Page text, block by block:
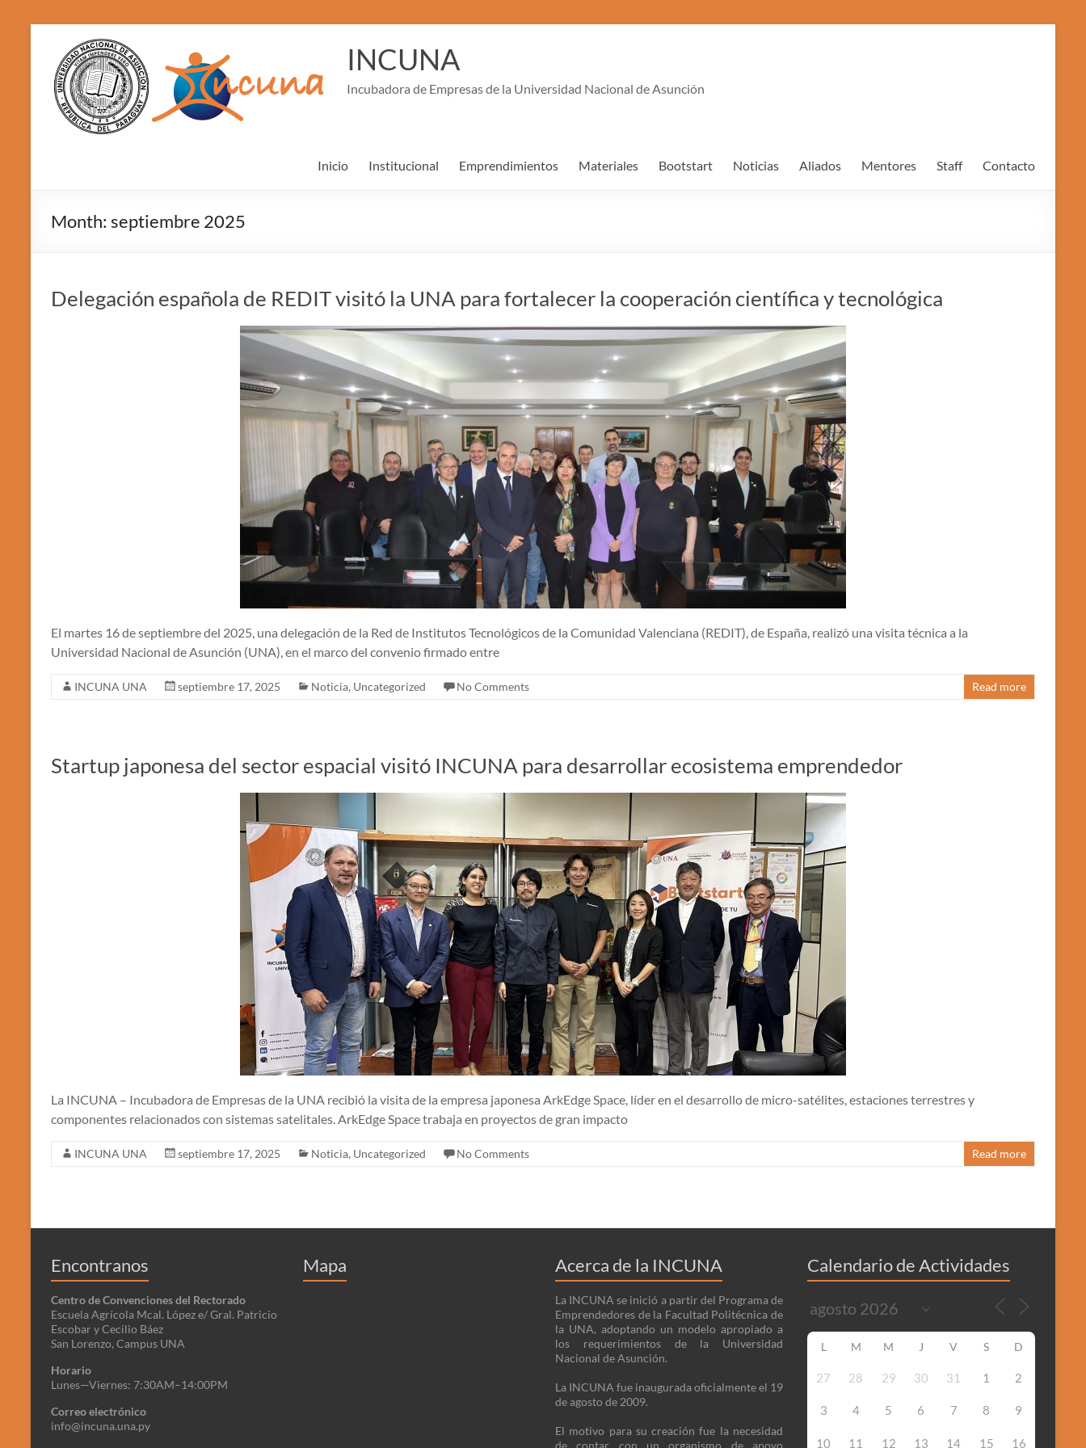
content
INCUNA
Incubadora de Empresas de la Universidad Nacional de Asunción
Inicio Institucional Emprendimientos Materiales Bootstart Noticias Aliados Mentores Staff Contacto
Month: septiembre 2025
Delegación española de REDIT visitó la UNA para fortalecer la cooperación científica y tecnológica
El martes 16 de septiembre del 2025, una delegación de la Red de Institutos Tecnológicos de la Comunidad Valenciana (REDIT), de España, realizó una visita técnica a la
Universidad Nacional de Asunción (UNA), en el marco del convenio firmado entre
INCUNA UNA septiembre 17, 2025 Noticia, Uncategorized No Comments Read more
Startup japonesa del sector espacial visitó INCUNA para desarrollar ecosistema emprendedor
La INCUNA – Incubadora de Empresas de la UNA recibió la visita de la empresa japonesa ArkEdge Space, líder en el desarrollo de micro-satélites, estaciones terrestres y
componentes relacionados con sistemas satelitales. ArkEdge Space trabaja en proyectos de gran impacto
INCUNA UNA septiembre 17, 2025 Noticia, Uncategorized No Comments Read more
Encontranos
Centro de Convenciones del Rectorado
Escuela Agrícola Mcal. López e/ Gral. Patricio
Escobar y Cecilio Báez
San Lorenzo, Campus UNA
Horario
Lunes—Viernes: 7:30AM–14:00PM
Correo electrónico
info@incuna.una.py
Mapa Acerca de la INCUNA
La INCUNA se inició a partir del Programa de
Emprendedores de la Facultad Politécnica de
la UNA, adoptando un modelo apropiado a
los requerimientos de la Universidad
Nacional de Asunción.
La INCUNA fue inaugurada oficialmente el 19
de agosto de 2009.
El motivo para su creación fue la necesidad
de contar con un organismo de apoyo
Calendario de Actividades
L M M J V S D
27 28 29 30 31 1 2
3 4 5 6 7 8 9
10 11 12 13 14 15 16